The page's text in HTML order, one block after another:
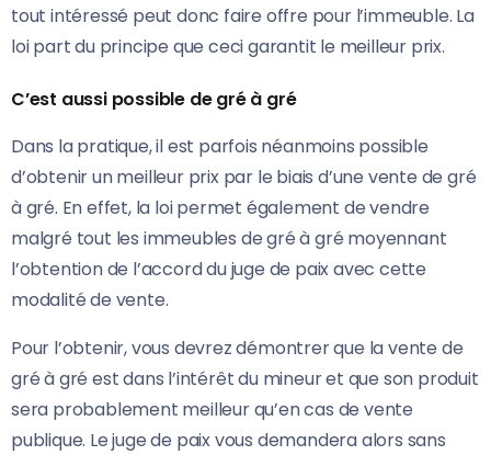
tout intéressé peut donc faire offre pour l’immeuble. La
loi part du principe que ceci garantit le meilleur prix.
C’est aussi possible de gré à gré
Dans la pratique, il est parfois néanmoins possible
d’obtenir un meilleur prix par le biais d’une vente de gré
à gré. En effet, la loi permet également de vendre
malgré tout les immeubles de gré à gré moyennant
l’obtention de l’accord du juge de paix avec cette
modalité de vente.
Pour l’obtenir, vous devrez démontrer que la vente de
gré à gré est dans l’intérêt du mineur et que son produit
sera probablement meilleur qu’en cas de vente
publique. Le juge de paix vous demandera alors sans